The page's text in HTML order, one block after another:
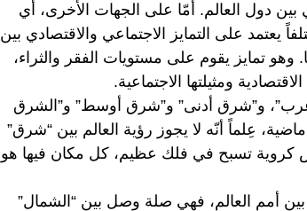
بين دول العالم. أمّا على الجهات الأخرى، أي
يعتمد على التمايز الاجتماعي والاقتصادي بين
تمايز يقوم على مستويات الفقر والثراء،
ومثيلتها الاجتماعية.
و”شرق أدنى” و”شرق أوسط” و”الشرق
عِلماً أنّه لا يجوز رؤية العالم بين “شرق”
كروية تسبح في فلك عظيم، كل مكان فيها هو
بين أمم العالم، فهي صلة وصل بين “الشمال”